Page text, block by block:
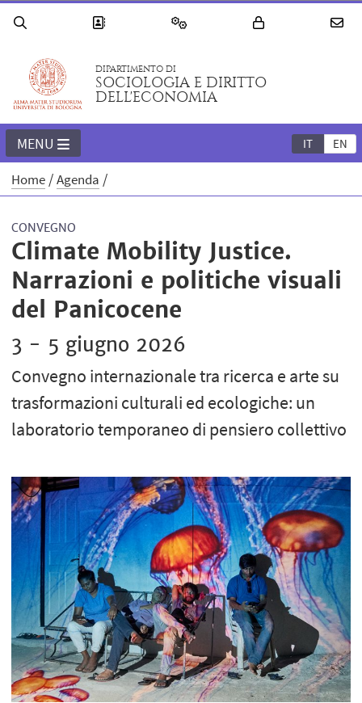
DIPARTIMENTO DI
SOCIOLOGIA E DIRITTO
DELL'ECONOMIA
IT EN
MENU
Home Agenda
CONVEGNO
Climate Mobility Justice.
Narrazioni e politiche visuali
del Panicocene
3 - 5 giugno 2026
Convegno internazionale tra ricerca e arte su
trasformazioni culturali ed ecologiche: un
laboratorio temporaneo di pensiero collettivo